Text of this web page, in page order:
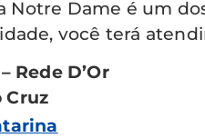
Notre Dame é um
você terá
Rede D’Or
Cruz